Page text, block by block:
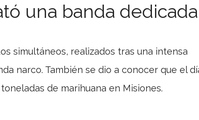
una banda
simultáneos, realizados tras una intensa
narco. También se dio a conocer que el
de marihuana en Misiones.